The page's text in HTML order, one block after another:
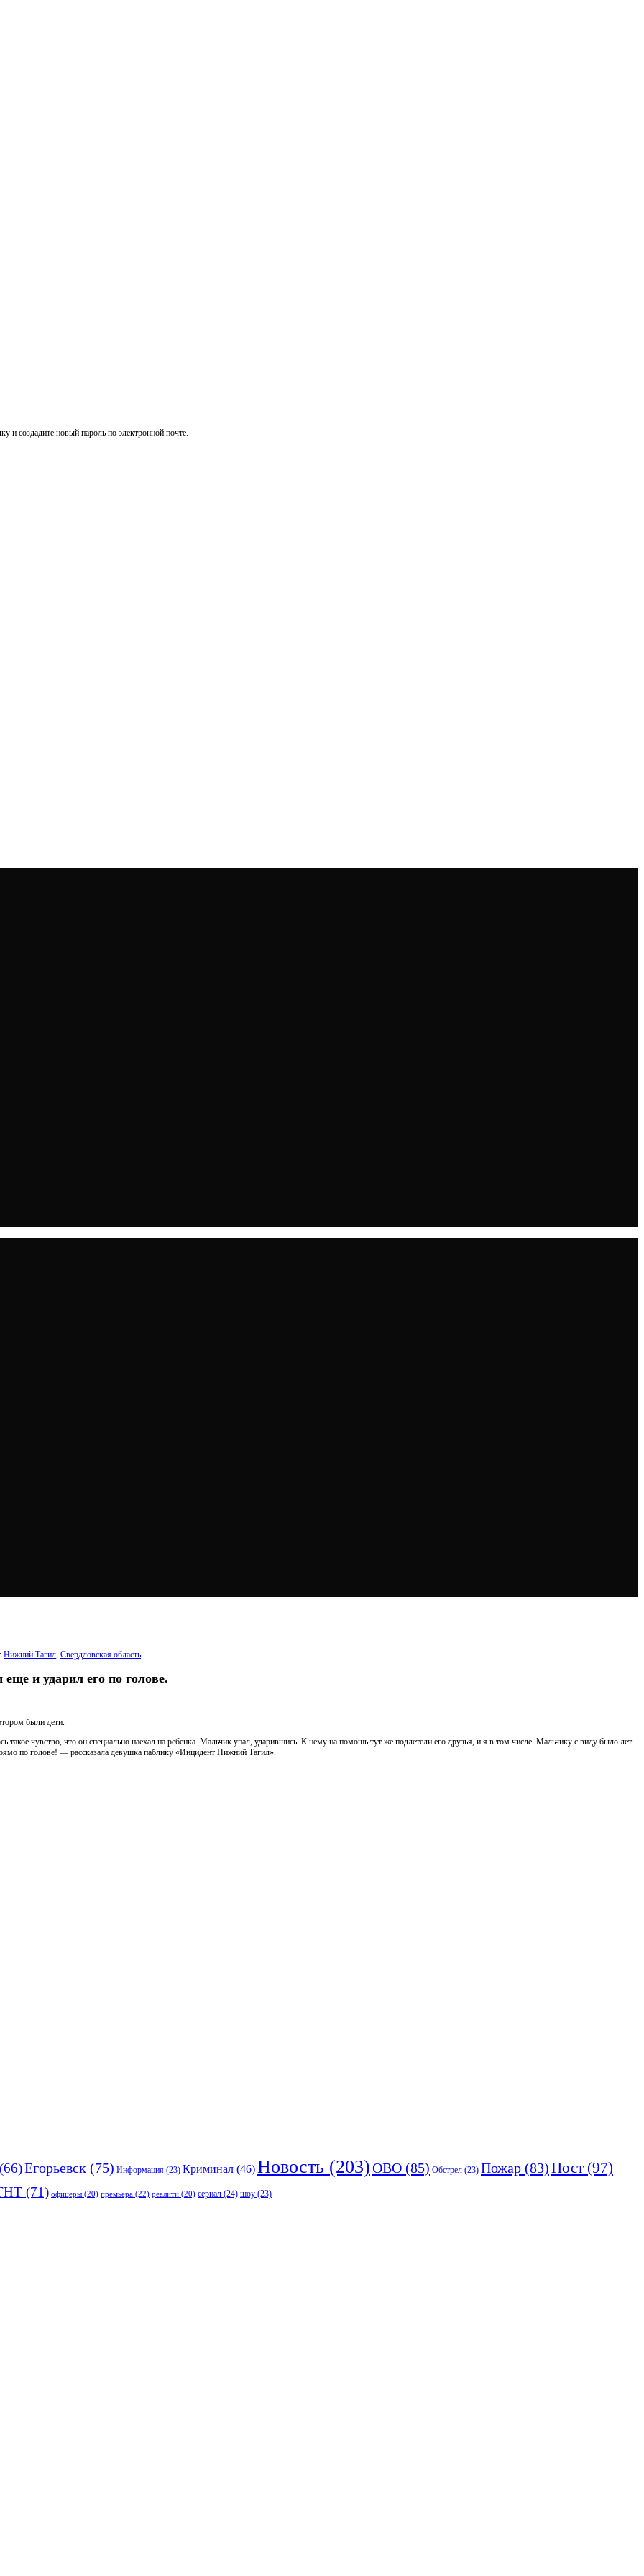
и создадите новый пароль по электронной почте.
Нижний Тагил, Свердловская область
и ударил его по голове.
были дети.
чувство, что он специально наехал на ребенка. Мальчик упал, ударившись. К нему на помощь тут же подлетели его друзья, и я в том числе. Мальчику с виду было лет
по голове! — рассказала девушка паблику «Инцидент Нижний Тагил».
(66)Егорьевск (75) Информация (23) Криминал (46)Новость (203)ОВО (85) Обстрел (23) Пожар (83)Пост (97)
(71) офицеры (20) премьера (22) реалити (20) сериал (24) шоу (23)